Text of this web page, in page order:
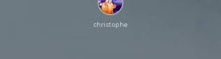
christophe